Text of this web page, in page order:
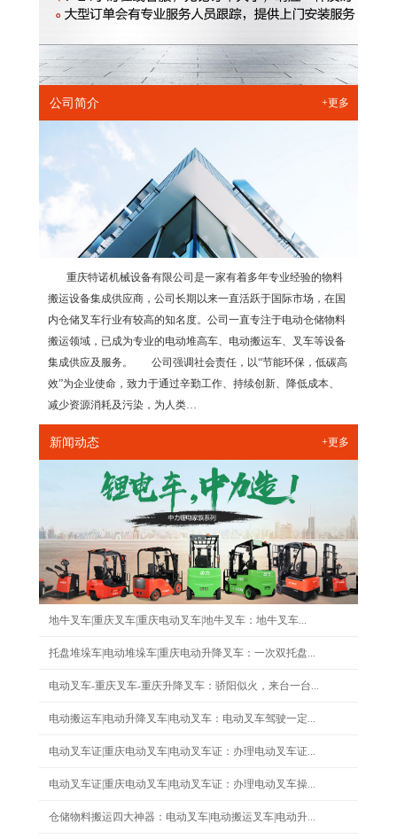
公司简介 +更多
重庆特诺机械设备有限公司是一家有着多年专业经验的物料
搬运设备集成供应商，公司长期以来一直活跃于国际市场，在国
内仓储叉车行业有较高的知名度。公司一直专注于电动仓储物料
搬运领域，已成为专业的电动堆高车、电动搬运车、叉车等设备
集成供应及服务。 公司强调社会责任，以“节能环保，低碳高
效”为企业使命，致力于通过辛勤工作、持续创新、降低成本、
减少资源消耗及污染，为人类…
新闻动态 +更多
地牛叉车|重庆叉车|重庆电动叉车|地牛叉车：地牛叉车...
托盘堆垛车|电动堆垛车|重庆电动升降叉车：一次双托盘...
电动叉车-重庆叉车-重庆升降叉车：骄阳似火，来台一台...
电动搬运车|电动升降叉车|电动叉车：电动叉车驾驶一定...
电动叉车证|重庆电动叉车|电动叉车证：办理电动叉车证...
电动叉车证|重庆电动叉车|电动叉车证：办理电动叉车操...
仓储物料搬运四大神器：电动叉车|电动搬运叉车|电动升...